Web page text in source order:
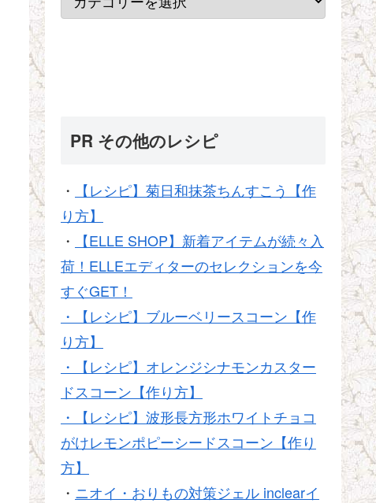
PR その他のレシピ
・
【レシピ】菊日和抹茶ちんすこう【作
り方】
・
【ELLE SHOP】新着アイテムが続々入
荷！ELLEエディターのセレクションを今
すぐGET！
・【レシピ】ブルーベリースコーン【作
り方】
・【レシピ】オレンジシナモンカスター
ドスコーン【作り方】
・【レシピ】波形長方形ホワイトチョコ
がけレモンポピーシードスコーン【作り
方】
・ ニオイ・おりもの対策ジェル inclearイ